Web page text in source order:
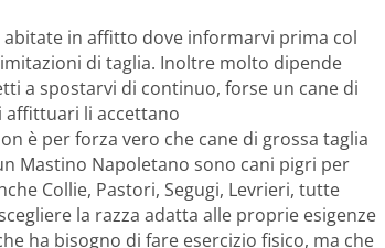
abitate in affitto dove informarvi prima col
di taglia. Inoltre molto dipende
a spostarvi di continuo, forse un cane di
affittuari li accettano
è per forza vero che cane di grossa taglia
Mastino Napoletano sono cani pigri per
Collie, Pastori, Segugi, Levrieri, tutte
la razza adatta alle proprie esigenze
ha bisogno di fare esercizio fisico, ma che